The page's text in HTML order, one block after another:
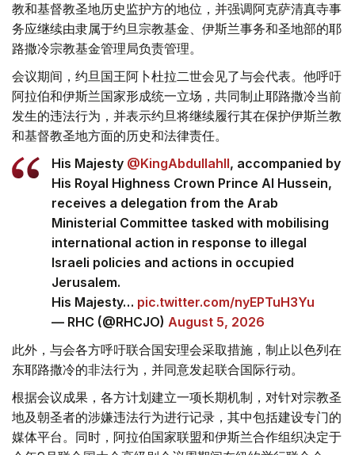
教和基督教圣地历史监护方的地位，并强调阿克萨清真寺事
务应继续由隶属于约旦宗教基金、伊斯兰事务和圣地部的耶
路撒冷宗教基金管理局负责管理。
会议期间，约旦国王阿卜杜拉二世会见了与会代表。他呼吁
阿拉伯和伊斯兰国家形成统一立场，共同制止耶路撒冷当前
发生的违法行为，并表示约旦将继续履行其在保护伊斯兰教
和基督教圣地方面的历史和法律责任。
His Majesty @KingAbdullahII, accompanied by
His Royal Highness Crown Prince Al Hussein,
receives a delegation from the Arab
Ministerial Committee tasked with mobilising
international action in response to illegal
Israeli policies and actions in occupied
Jerusalem.
His Majesty… pic.twitter.com/nyEPTuH3Yu
— RHC (@RHCJO) August 5, 2026
此外，与会各方呼吁联合国安理会采取措施，制止以色列在
东耶路撒冷的非法行为，并同意发起联合国际行动。
根据会议成果，各方计划建立一项长期机制，对针对宗教圣
地及朝圣者的涉嫌违法行为进行记录，其中包括建设专门的
媒体平台。同时，阿拉伯国家联盟和伊斯兰合作组织决定于